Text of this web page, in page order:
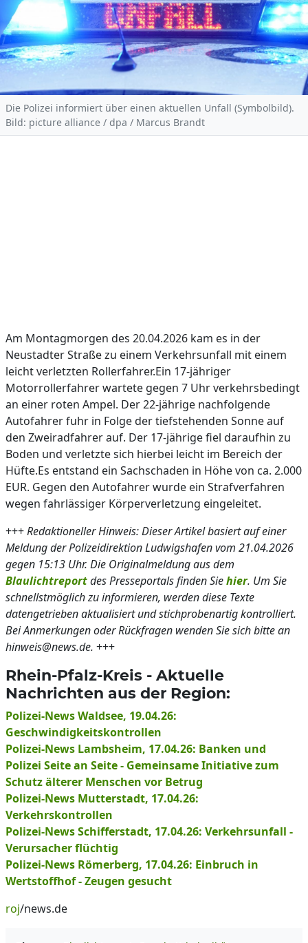
Die Polizei informiert über einen aktuellen Unfall (Symbolbild).
Bild: picture alliance / dpa / Marcus Brandt
Am Montagmorgen des 20.04.2026 kam es in der
Neustadter Straße zu einem Verkehrsunfall mit einem
leicht verletzten Rollerfahrer.Ein 17-jähriger
Motorrollerfahrer wartete gegen 7 Uhr verkehrsbedingt
an einer roten Ampel. Der 22-jährige nachfolgende
Autofahrer fuhr in Folge der tiefstehenden Sonne auf
den Zweiradfahrer auf. Der 17-jährige fiel daraufhin zu
Boden und verletzte sich hierbei leicht im Bereich der
Hüfte.Es entstand ein Sachschaden in Höhe von ca. 2.000
EUR. Gegen den Autofahrer wurde ein Strafverfahren
wegen fahrlässiger Körperverletzung eingeleitet.
+++Redaktioneller Hinweis: Dieser Artikel basiert auf einer
Meldung der Polizeidirektion Ludwigshafen vom 21.04.2026
gegen 15:13 Uhr. Die Originalmeldung aus dem
Blaulichtreportdes Presseportals finden Siehier. Um Sie
schnellstmöglich zu informieren, werden diese Texte
datengetrieben aktualisiert und stichprobenartig kontrolliert.
Bei Anmerkungen oder Rückfragen wenden Sie sich bitte an
hinweis@news.de. +++
Rhein-Pfalz-Kreis - Aktuelle
Nachrichten aus der Region:
Polizei-News Waldsee, 19.04.26:
Geschwindigkeitskontrollen
Polizei-News Lambsheim, 17.04.26: Banken und
Polizei Seite an Seite - Gemeinsame Initiative zum
Schutz älterer Menschen vor Betrug
Polizei-News Mutterstadt, 17.04.26:
Verkehrskontrollen
Polizei-News Schifferstadt, 17.04.26: Verkehrsunfall -
Verursacher flüchtig
Polizei-News Römerberg, 17.04.26: Einbruch in
Wertstoffhof - Zeugen gesucht
roj/news.de